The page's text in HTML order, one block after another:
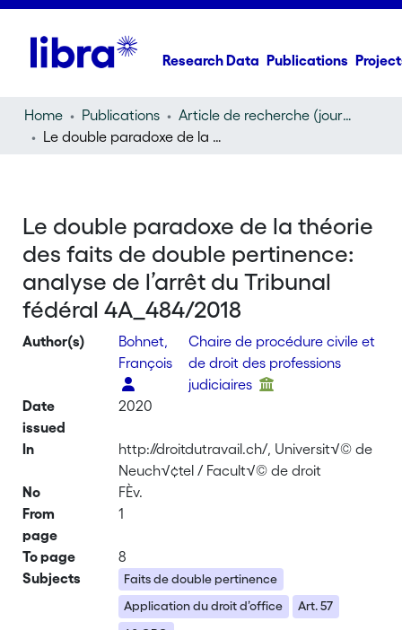
Research Data Publications
Home Publications
Article de recherche (journal article)
Le double paradoxe de la théorie des faits de double pertinence: analyse de l’arrêt du Tribunal fédéral 4A_484/2018
Le double paradoxe de la théorie
des faits de double pertinence:
analyse de l’arrêt du Tribunal
fédéral 4A_484/2018
Author(s)
Bohnet,
François
Chaire de procédure civile et
de droit des professions
judiciaires
Date
issued
2020
In
http://droitdutravail.ch/, Universit√© de
Neuch√¢tel / Facult√© de droit
No
FÈv.
From
page
1
To page
8
Subjects
Faits de double pertinence
Application du droit d’office
Art. 57